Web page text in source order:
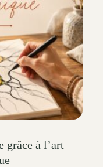
chosen
on
the
product
page
grâce à l’art